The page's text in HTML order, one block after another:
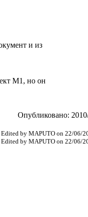
и из
M1, но он
Опубликовано:
Edited by MAPUTO on 22/06/
Edited by MAPUTO on 22/06/